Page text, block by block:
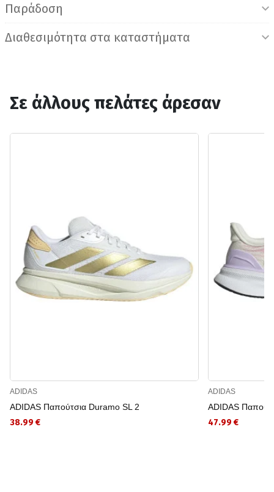
Παράδοση
Διαθεσιμότητα στα καταστήματα
Σε άλλους πελάτες άρεσαν
ADIDAS
ADIDAS Παπούτσια Duramo SL 2
38.99 €
ADIDAS
ADIDAS
47.99 €